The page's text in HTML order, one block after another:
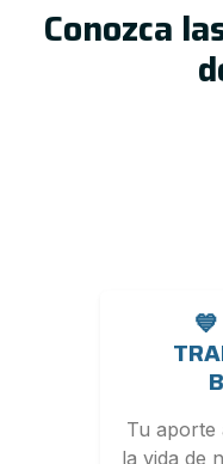
Conozca
Tu aporte
la vida de